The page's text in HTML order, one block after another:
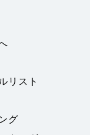
リスト
グ